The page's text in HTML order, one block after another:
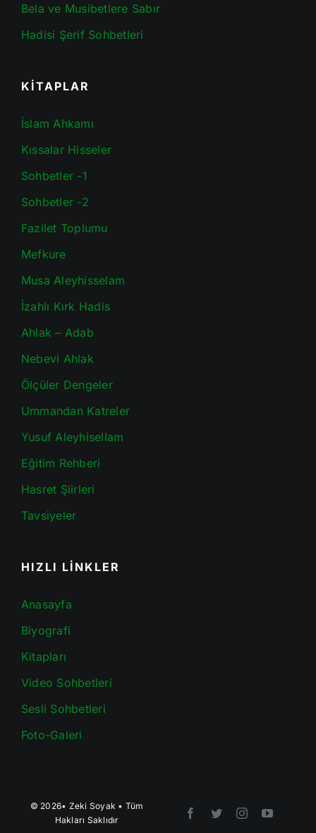
Bela ve Musibetlere Sabır
Hadisi Şerif Sohbetleri
KİTAPLAR
İslam Ahkamı
Kıssalar Hisseler
Sohbetler -1
Sohbetler -2
Fazilet Toplumu
Mefkure
Musa Aleyhisselam
İzahlı Kırk Hadis
Ahlak – Adab
Nebevi Ahlak
Ölçüler Dengeler
Ummandan Katreler
Yusuf Aleyhisellam
Eğitim Rehberi
Hasret Şiirleri
Tavsiyeler
HIZLI LİNKLER
Anasayfa
Biyografi
Kitapları
Video Sohbetleri
Sesli Sohbetleri
Foto-Galeri
© 2026• Zeki Soyak • Tüm
Hakları Saklıdır